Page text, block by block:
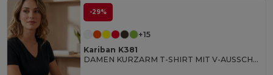
-29%
+15
Kariban K381
DAMEN KURZARM T-SHIRT MIT V-AUSSCHNITT